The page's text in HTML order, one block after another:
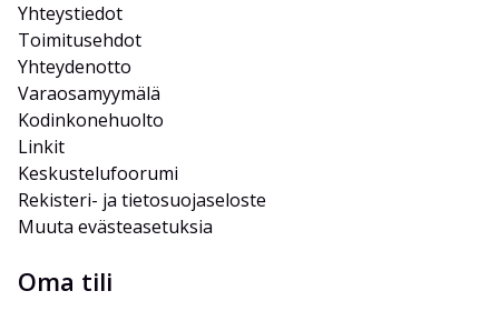
Yhteystiedot
Toimitusehdot
Yhteydenotto
Varaosamyymälä
Kodinkonehuolto
Linkit
Keskustelufoorumi
Rekisteri- ja tietosuojaseloste
Muuta evästeasetuksia
Oma tili